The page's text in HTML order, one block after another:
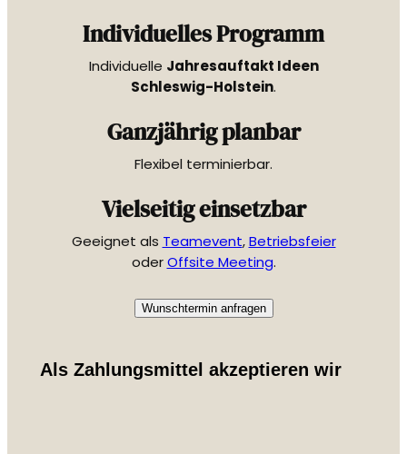
Individuelles Programm
Individuelle Jahresauftakt Ideen
Schleswig-Holstein.
Ganzjährig planbar
Flexibel terminierbar.
Vielseitig einsetzbar
Geeignet als Teamevent,Betriebsfeier
oderOffsite Meeting.
Wunschtermin anfragen
Als Zahlungsmittel akzeptieren wir